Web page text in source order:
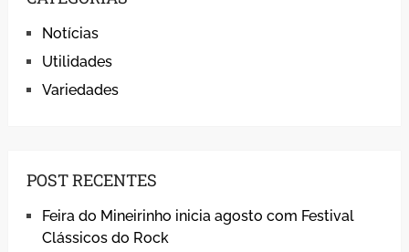
Notícias
Utilidades
Variedades
POST RECENTES
Feira do Mineirinho inicia agosto com Festival
Clássicos do Rock